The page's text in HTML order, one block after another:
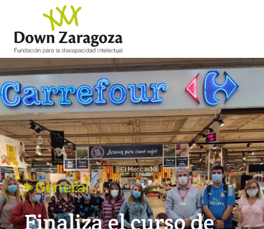
General
Finaliza el curso de